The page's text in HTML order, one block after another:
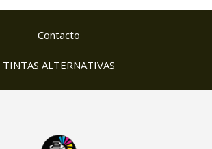
Contacto
TINTAS ALTERNATIVAS